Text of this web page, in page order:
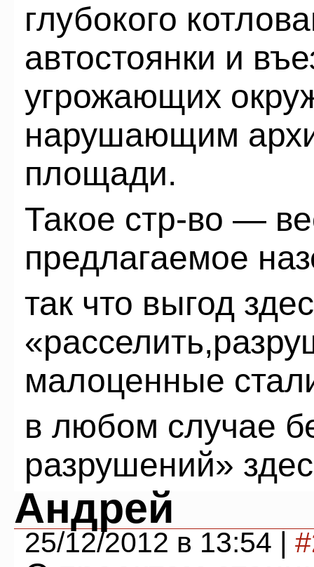
глубокого
автостоянки и
угрожающих
нарушающим
площади.
Такое стр-во —
предлагаемое
так что выгод
малоценные
в любом случае
разрушений»
Андрей
25/12/2012 в 13:54 |